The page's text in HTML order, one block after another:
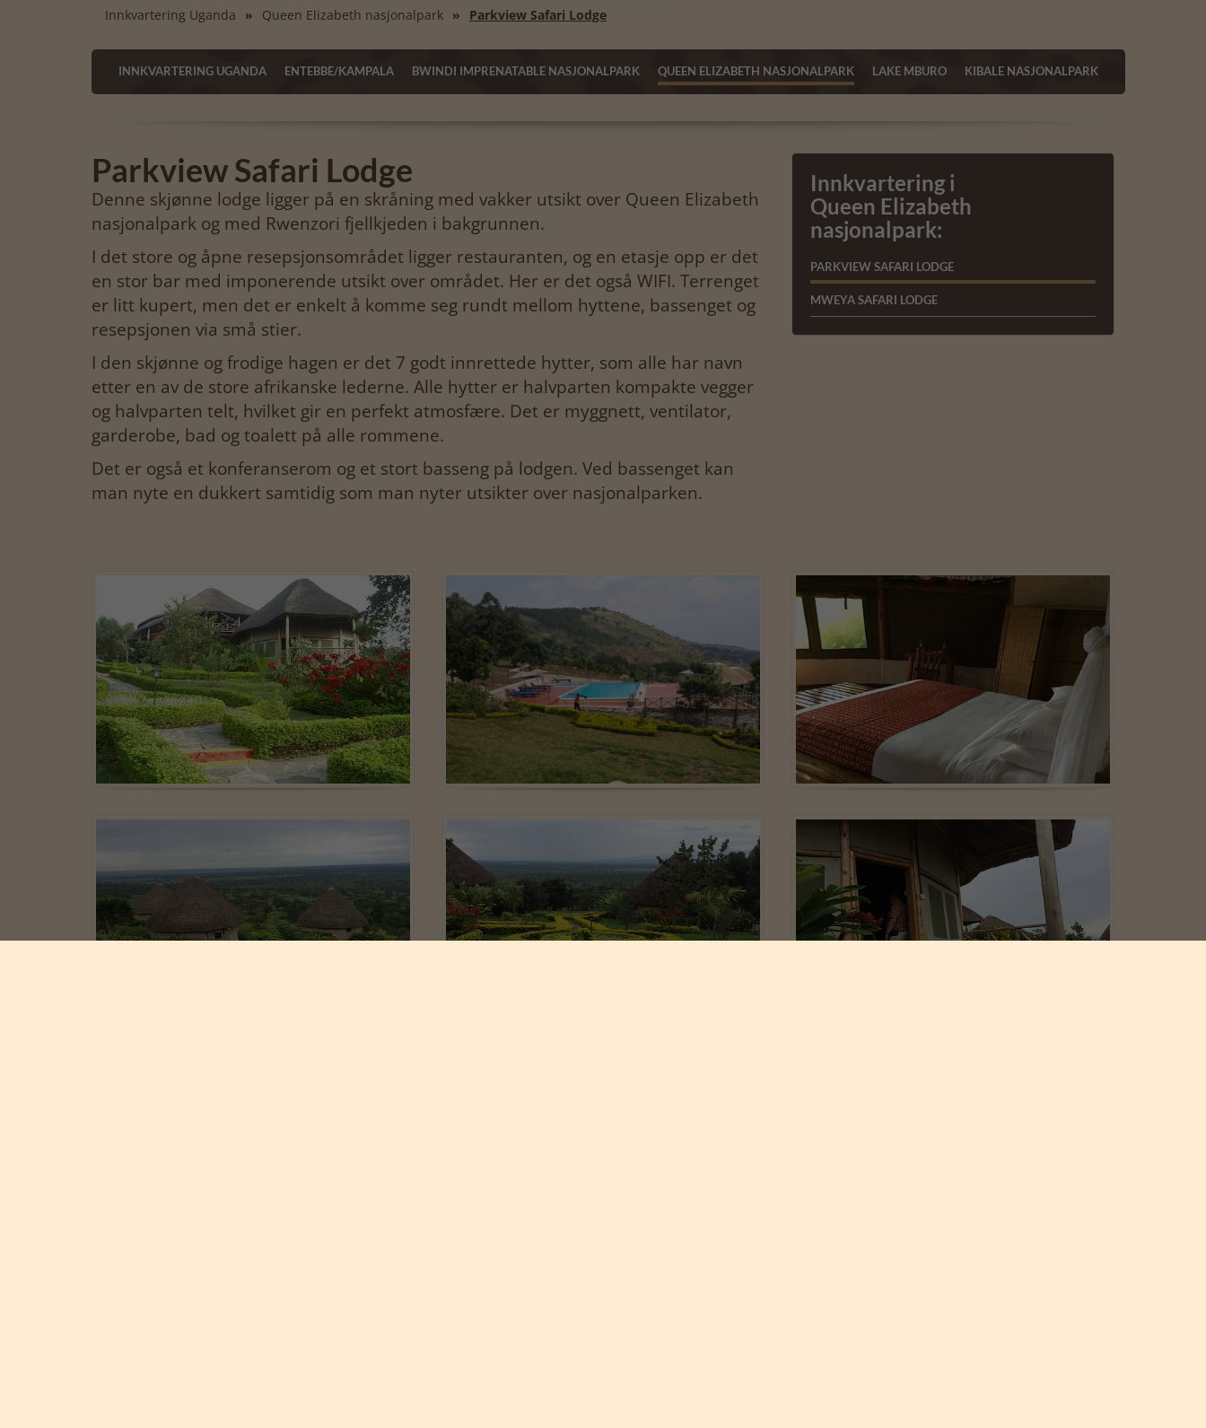
Innkvartering Uganda Queen Elizabeth nasjonalpark Parkview Safari Lodge
INNKVARTERING UGANDA ENTEBBE/KAMPALA BWINDI IMPRENATABLE NASJONALPARK QUEEN ELIZABETH NASJONALPARK LAKE MBURO KIBALE NASJONALPARK
Parkview Safari Lodge
Denne skjønne lodge ligger på en skråning med vakker utsikt over Queen Elizabeth
nasjonalpark og med Rwenzori fjellkjeden i bakgrunnen.
I det store og åpne resepsjonsområdet ligger restauranten, og en etasje opp er det
en stor bar med imponerende utsikt over området. Her er det også WIFI. Terrenget
er litt kupert, men det er enkelt å komme seg rundt mellom hyttene, bassenget og
resepsjonen via små stier.
I den skjønne og frodige hagen er det 7 godt innrettede hytter, som alle har navn
etter en av de store afrikanske lederne. Alle hytter er halvparten kompakte vegger
og halvparten telt, hvilket gir en perfekt atmosfære. Det er myggnett, ventilator,
garderobe, bad og toalett på alle rommene.
Det er også et konferanserom og et stort basseng på lodgen. Ved bassenget kan
man nyte en dukkert samtidig som man nyter utsikter over nasjonalparken.
Innkvartering i
Queen Elizabeth
nasjonalpark:
PARKVIEW SAFARI LODGE
MWEYA SAFARI LODGE